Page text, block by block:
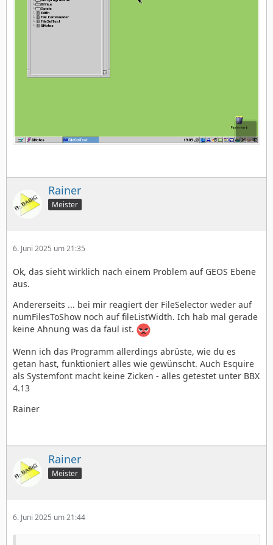
Rainer
Meister
6. Juni 2025 um 21:35
Ok, das sieht wirklich nach einem Problem auf GEOS Ebene
aus.
Andererseits ... bei mir reagiert der FileSelector weder auf
numFilesToShow noch auf fileListWidth. Ich hab mal gerade
keine Ahnung was da faul ist.
Wenn ich das Programm allerdings abrüste, wie du es
getan hast, funktioniert alles wie gewünscht. Auch Esquire
als Systemfont macht keine Zicken - alles getestet unter BBX
4.13
Rainer
Rainer
Meister
6. Juni 2025 um 21:44